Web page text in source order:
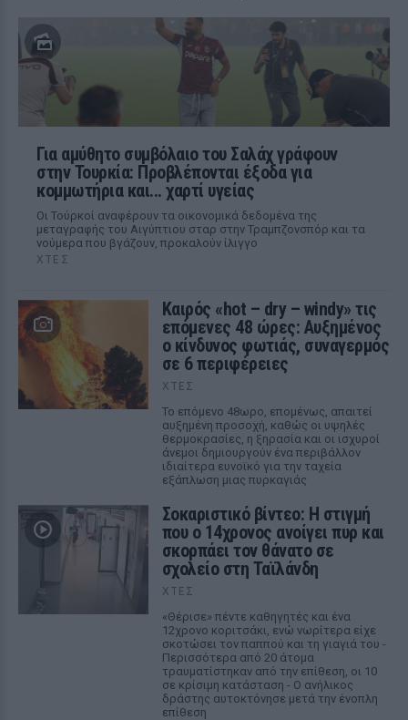
Για αμύθητο συμβόλαιο του Σαλάχ γράφουν
στην Τουρκία: Προβλέπονται έξοδα για
κομμωτήρια και... χαρτί υγείας
Οι Τούρκοί αναφέρουν τα οικονομικά δεδομένα της
μεταγραφής του Αιγύπτιου σταρ στην Τραμπζονσπόρ και τα
νούμερα που βγάζουν, προκαλούν ίλιγγο
ΧΤΕΣ
Καιρός «hot – dry – windy» τις
επόμενες 48 ώρες: Αυξημένος
ο κίνδυνος φωτιάς, συναγερμός
σε 6 περιφέρειες
ΧΤΕΣ
Το επόμενο 48ωρο, επομένως, απαιτεί
αυξημένη προσοχή, καθώς οι υψηλές
θερμοκρασίες, η ξηρασία και οι ισχυροί
άνεμοι δημιουργούν ένα περιβάλλον
ιδιαίτερα ευνοϊκό για την ταχεία
εξάπλωση μιας πυρκαγιάς
Σοκαριστικό βίντεο: Η στιγμή
που ο 14χρονος ανοίγει πυρ και
σκορπάει τον θάνατο σε
σχολείο στη Ταϊλάνδη
ΧΤΕΣ
«Θέρισε» πέντε καθηγητές και ένα
12χρονο κοριτσάκι, ενώ νωρίτερα είχε
σκοτώσει τον παππού και τη γιαγιά του -
Περισσότερα από 20 άτομα
τραυματίστηκαν από την επίθεση, οι 10
σε κρίσιμη κατάσταση - Ο ανήλικος
δράστης αυτοκτόνησε μετά την ένοπλη
επίθεση